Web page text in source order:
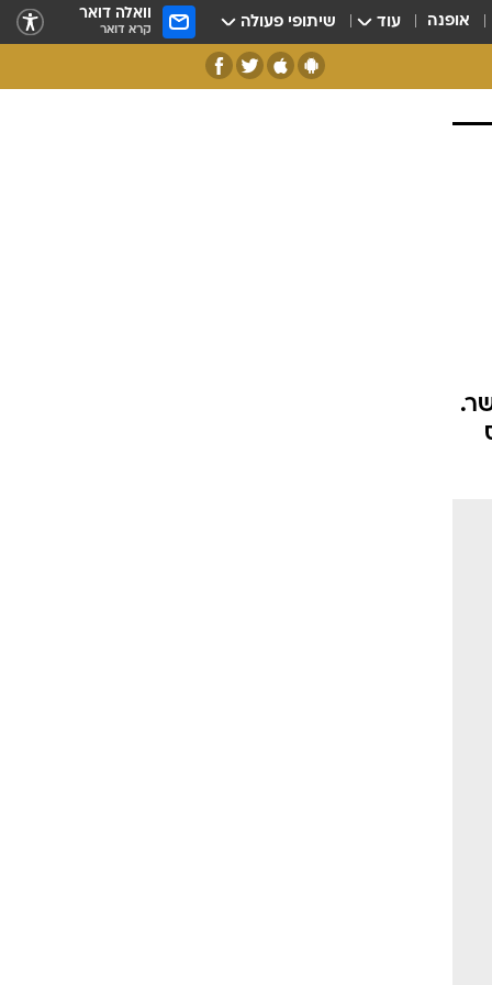
אופנה עוד שיתופי פעולה וואלה דואר
קרא דואר